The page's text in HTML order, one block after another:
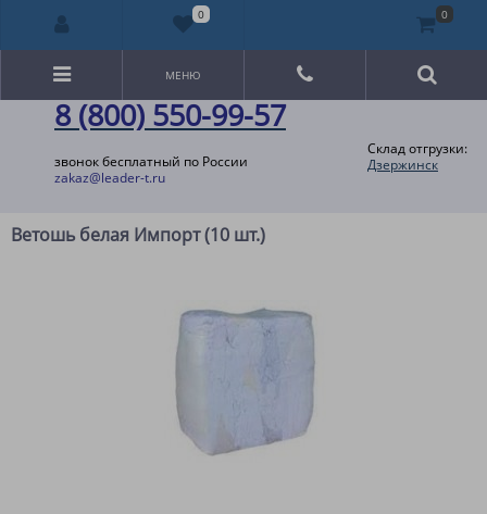
8 (800) 550-99-57
звонок бесплатный по России
zakaz@leader-t.ru
Склад отгрузки:
Дзержинск
МЕНЮ
Ветошь белая Импорт (10 шт.)
0 0